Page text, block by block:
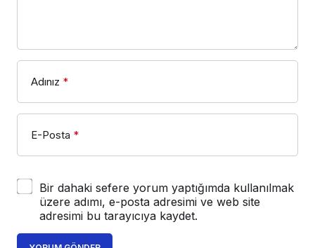
Adınız *
E-Posta *
Bir dahaki sefere yorum yaptığımda kullanılmak
üzere adımı, e-posta adresimi ve web site
adresimi bu tarayıcıya kaydet.